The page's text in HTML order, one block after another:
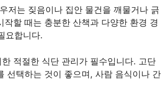
저는 짖음이나 집안 물건을 깨물거나 긁
할 때는 충분한 산책과 다양한 환경 경
요합니다.
적절한 식단 관리가 필수입니다. 고단
선택하는 것이 좋으며, 사람 음식이나 간